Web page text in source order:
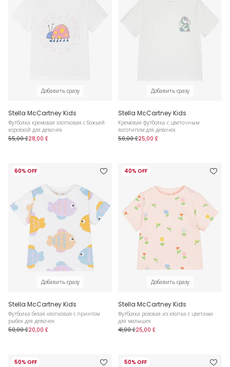
Добавить сразу
Stella McCartney Kids
Футболка кремовая хлопковая с божьей
коровкой для девочек
55,00 £28,00 £
Добавить сразу
Stella McCartney Kids
Кремовая футболка с цветочным
логотипом для девочек
50,00 £25,00 £
60% OFF
Добавить сразу
Stella McCartney Kids
Футболка белая хлопковая с принтом
рыбок для девочек
50,00 £20,00 £
40% OFF
Добавить сразу
Stella McCartney Kids
Футболка розовая из хлопка с цветами
для малышек
41,00 £25,00 £
50% OFF 50% OFF